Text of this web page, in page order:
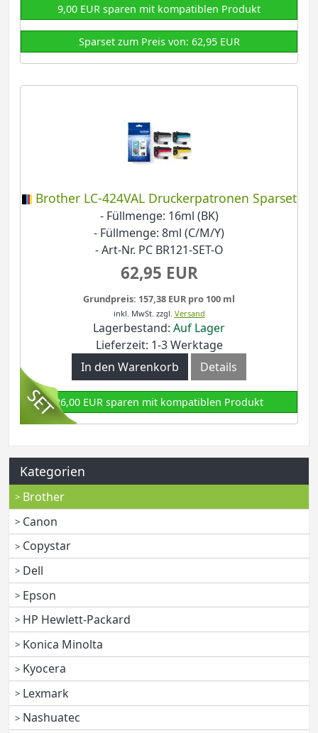
9,00 EUR sparen mit kompatiblen Produkt
Sparset zum Preis von: 62,95 EUR
Brother LC-424VAL Druckerpatronen Sparset
- Füllmenge: 16ml (BK)
- Füllmenge: 8ml (C/M/Y)
- Art-Nr. PC BR121-SET-O
62,95 EUR
Grundpreis: 157,38 EUR pro 100 ml
inkl. MwSt. zzgl. Versand
Lagerbestand: Auf Lager
Lieferzeit: 1-3 Werktage
In den Warenkorb
Details
26,00 EUR sparen mit kompatiblen Produkt
Kategorien
Brother
Canon
Copystar
Dell
Epson
HP Hewlett-Packard
Konica Minolta
Kyocera
Lexmark
Nashuatec